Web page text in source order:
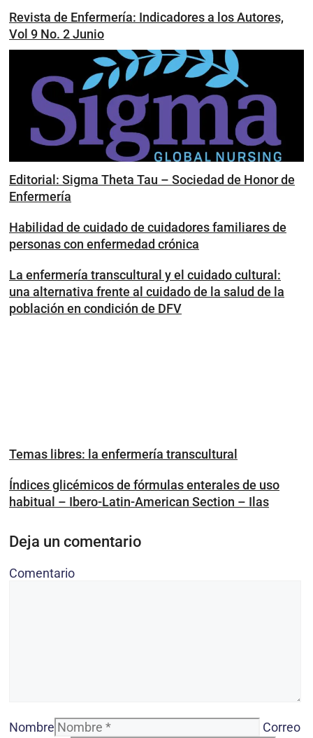
Revista de Enfermería: Indicadores a los Autores,
Vol 9 No. 2 Junio
Editorial: Sigma Theta Tau – Sociedad de Honor de
Enfermería
Habilidad de cuidado de cuidadores familiares de
personas con enfermedad crónica
La enfermería transcultural y el cuidado cultural:
una alternativa frente al cuidado de la salud de la
población en condición de DFV
Temas libres: la enfermería transcultural
Índices glicémicos de fórmulas enterales de uso
habitual – Ibero-Latin-American Section – Ilas
Deja un comentario
Comentario
Nombre
Correo